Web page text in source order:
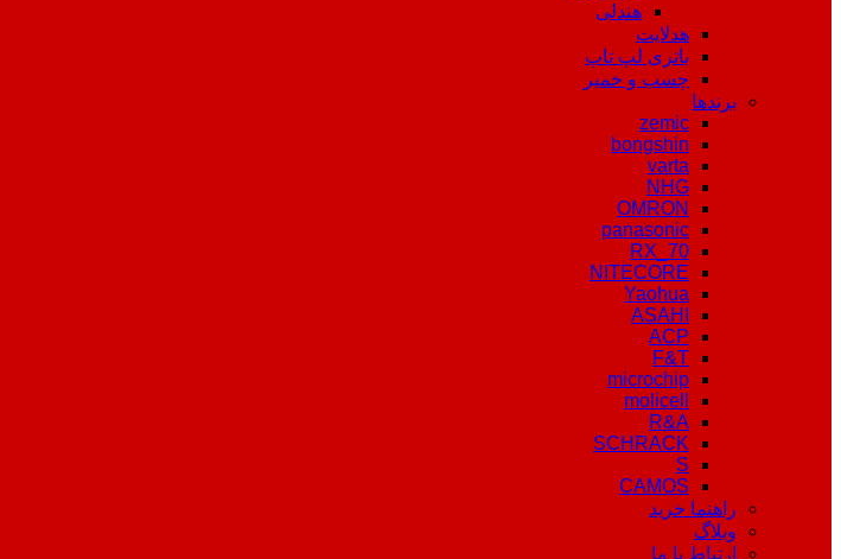
هندلی
هدلایت
باتری لپ تاپ
چسب و خمیر
برندها
zemic
bongshin
varta
NHG
OMRON
panasonic
RX_70
NITECORE
Yaohua
ASAHI
ACP
F&T
microchip
molicell
R&A
SCHRACK
S
CAMOS
راهنما خرید
وبلاگ
ارتباط با ما